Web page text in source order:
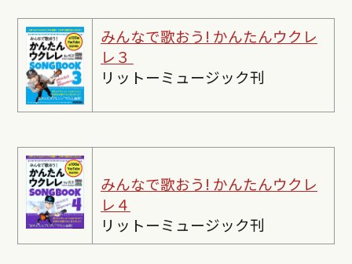
みんなで歌おう! かんたんウクレ
レ３
リットーミュージック刊
みんなで歌おう! かんたんウクレ
レ４
リットーミュージック刊